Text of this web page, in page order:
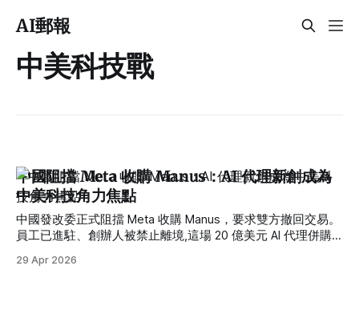
AI郵報
中美科技戰
中國阻擋 Meta 收購 Manus：AI 代理新創成為
中美科技角力焦點
中國發改委正式阻擋 Meta 收購 Manus，要求雙方撤回交易。
員工已進駐、創辦人被禁止離境,這場 20 億美元 AI 代理併購
29 Apr 2026